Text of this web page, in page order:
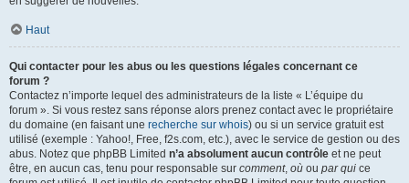
Haut
Qui contacter pour les abus ou les questions légales concernant ce
forum ?
Contactez n’importe lequel des administrateurs de la liste « L’équipe du
forum ». Si vous restez sans réponse alors prenez contact avec le propriétaire
du domaine (en faisant une recherche sur whois) ou si un service gratuit est
utilisé (exemple : Yahoo!, Free, f2s.com, etc.), avec le service de gestion ou des
abus. Notez que phpBB Limited n’a absolument aucun contrôle et ne peut
être, en aucun cas, tenu pour responsable sur comment, où ou par qui ce